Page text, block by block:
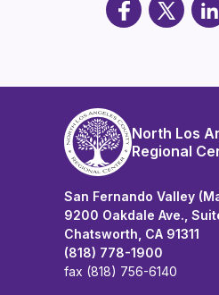
North Los
Regional
San Fernando Valley
9200 Oakdale Ave.,
Chatsworth, CA 91311
(818) 778-1900
fax (818) 756-6140